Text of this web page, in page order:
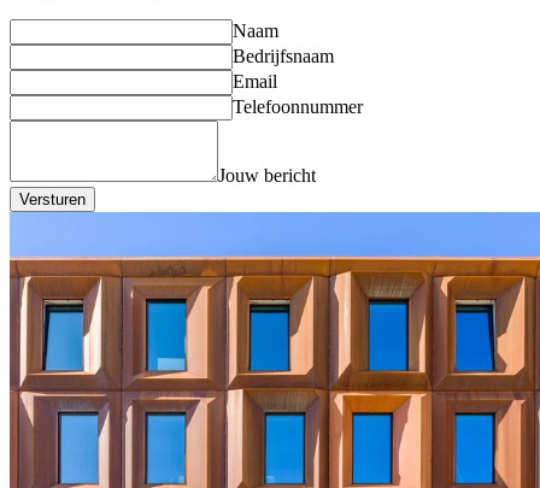
Naam
Bedrijfsnaam
Email
Telefoonnummer
Jouw bericht
Versturen